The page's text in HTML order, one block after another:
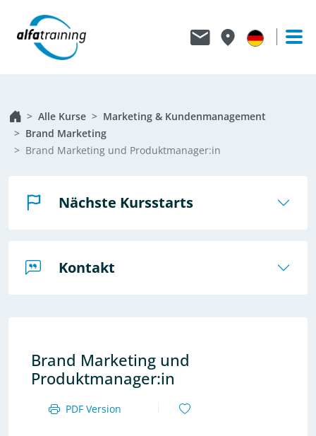
Alle Kurse
Marketing & Kundenmanagement
Brand Marketing
Brand Marketing und Produktmanager:in
Nächste Kursstarts
Kontakt
Brand Marketing und
Produktmanager:in
PDF Version